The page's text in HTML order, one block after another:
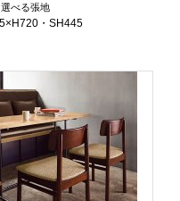
選べる張地
・SH445